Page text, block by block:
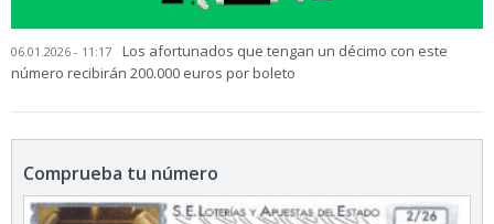
06.01.2026 - 11:17
Los afortunados que tengan un décimo con este
número recibirán 200.000 euros por boleto
Comprueba tu número